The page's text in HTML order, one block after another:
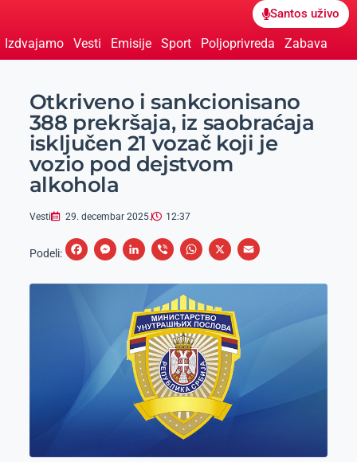
Santos uživo
Izdvajamo Vesti Emisije Sport Poljoprivreda Zabava
Otkriveno i sankcionisano
388 prekršaja, iz saobraćaja
isključen 21 vozač koji je
vozio pod dejstvom
alkohola
Vesti 29. decembar 2025. 12:37
Podeli:
F
M
e
n
L
k
e
d
I
n
V
e
r
W
t
s
A
p
X
E